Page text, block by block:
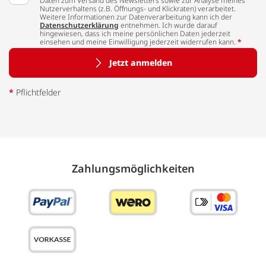
Nutzerverhaltens (z.B. Öffnungs- und Klickraten) verarbeitet.
Weitere Informationen zur Datenverarbeitung kann ich der
Datenschutzerklärung entnehmen. Ich wurde darauf
hingewiesen, dass ich meine persönlichen Daten jederzeit
einsehen und meine Einwilligung jederzeit widerrufen kann. *
Jetzt anmelden
* Pflichtfelder
Zahlungs­möglich­keiten